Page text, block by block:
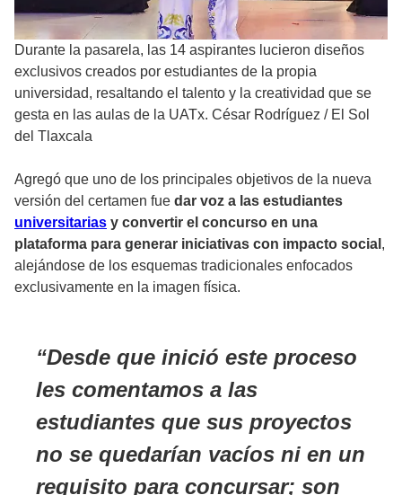
Durante la pasarela, las 14 aspirantes lucieron diseños
exclusivos creados por estudiantes de la propia
universidad, resaltando el talento y la creatividad que se
gesta en las aulas de la UATx. César Rodríguez / El Sol
del Tlaxcala
Agregó que uno de los principales objetivos de la nueva
versión del certamen fue dar voz a las estudiantes
universitarias y convertir el concurso en una
plataforma para generar iniciativas con impacto social ,
alejándose de los esquemas tradicionales enfocados
exclusivamente en la imagen física.
Desde que inició este proceso
les comentamos a las
estudiantes que sus proyectos
no se quedarían vacíos ni en un
requisito para concursar; son